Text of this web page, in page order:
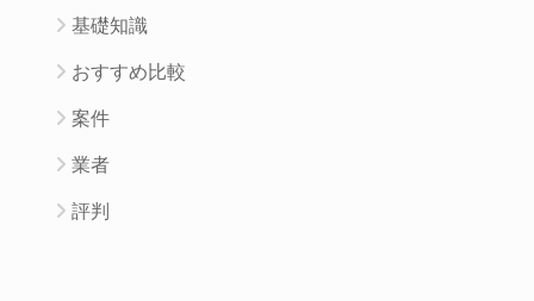
基礎知識
おすすめ比較
案件
業者
評判